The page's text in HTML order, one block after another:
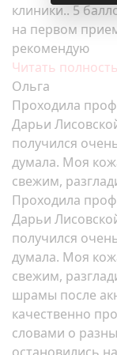
клиники.. 5
на первом
рекомендую
Читать
Ольга
Проходила
Дарьи
получился
думала. Моя
свежим,
Проходила
Дарьи
получился
думала. Моя
свежим,
шрамы после
качественно
словами о